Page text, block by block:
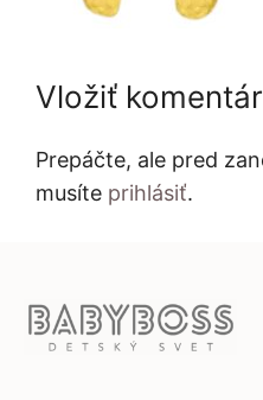
Vložiť komentár
Prepáčte, ale pred
musíte prihlásiť.